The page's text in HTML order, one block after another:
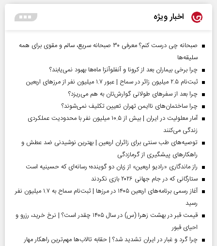
اخبار ویژه
صبحانه چی درست کنم؟ معرفی ۳۰ صبحانه سریع، سالم و مقوی برای همه
سلیقه‌ها
چرا برخی بیماران بعد از کرونا و آنفلوآنزا ماه‌ها بهبود نمی‌یابند؟
ثبت‌نام ۲.۵ میلیون زائر در سماح | عبور ۱.۷ میلیون نفر از مرز‌های اربعین
چرا بعد از سفرهای طولانی گوارش‌تان به هم می‌ریزد؟
چرا ساختمان‌های ناایمن تهران تعیین تکلیف نمی‌شوند؟
آمار معلولیت در ایران | بیش از ۱۰.۵ میلیون نفر با محدودیت عملکردی
زندگی می‌کنند
توصیه‌های طب سنتی برای زائران اربعین | بهترین نوشیدنی ضد عطش و
راهکارهای پیشگیری از گرمازدگی
راز ماندگاری «رادیو اربعین» از زبان دو گوینده؛ رسانه‌ای که حسینیه است
ستارگانی که در جام جهانی ۲۰۲۶ بازی نکردند
آغاز رسمی برنامه‌های اربعین ۱۴۰۵ در مرز‌ها | ثبت‌نام سماح به ۱.۷ میلیون نفر
رسید
قیمت قبر در بهشت زهرا (س) در سال ۱۴۰۵ چقدر است؟ | نرخ خرید، رزرو و
احیای قبور
چرا گرد و غبار در ایران تشدید شد؟ | حقابه تالاب‌ها مهم‌ترین راهکار مهار